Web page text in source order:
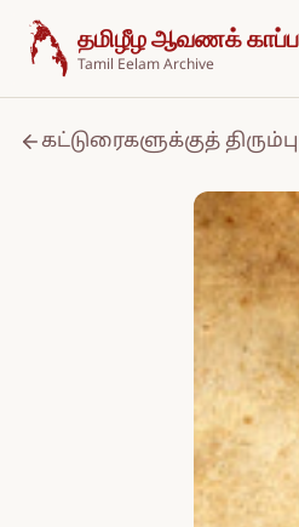
உள்ளடக்கத்திற்குச் செல்க
தமிழீழ ஆவணக்
Tamil Eelam Archive
கட்டுரைகளுக்குத் திரும்பு